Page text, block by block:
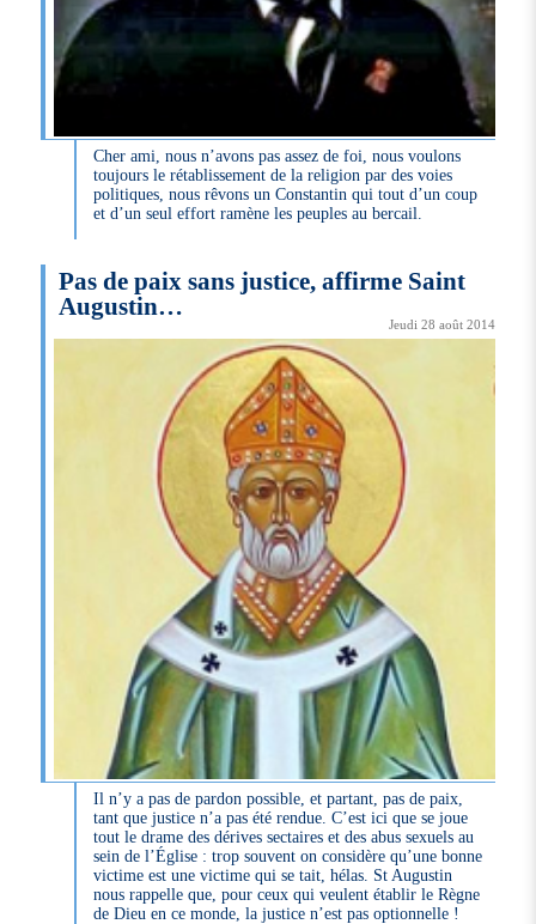
Cher ami, nous n’avons pas assez de foi, nous voulons
toujours le rétablissement de la religion par des voies
politiques, nous rêvons un Constantin qui tout d’un coup
et d’un seul effort ramène les peuples au bercail.
Pas de paix sans justice, affirme Saint
Augustin…
Jeudi 28 août 2014
Il n’y a pas de pardon possible, et partant, pas de paix,
tant que justice n’a pas été rendue. C’est ici que se joue
tout le drame des dérives sectaires et des abus sexuels au
sein de l’Église : trop souvent on considère qu’une bonne
victime est une victime qui se tait, hélas. St Augustin
nous rappelle que, pour ceux qui veulent établir le Règne
de Dieu en ce monde, la justice n’est pas optionnelle !